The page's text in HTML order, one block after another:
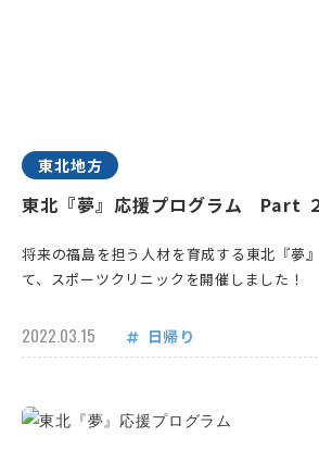
東北地方
東北『夢』応援プログラム Part
将来の福島を担う人材を育成する東北『夢
て、スポーツクリニックを開催しました！
2022.03.15 日帰り